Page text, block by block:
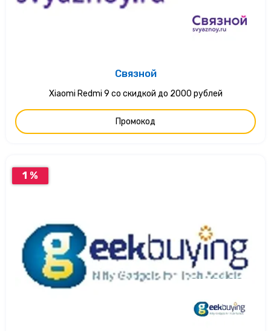
Связной
Xiaomi Redmi 9 со скидкой до 2000 рублей
Промокод
1 %